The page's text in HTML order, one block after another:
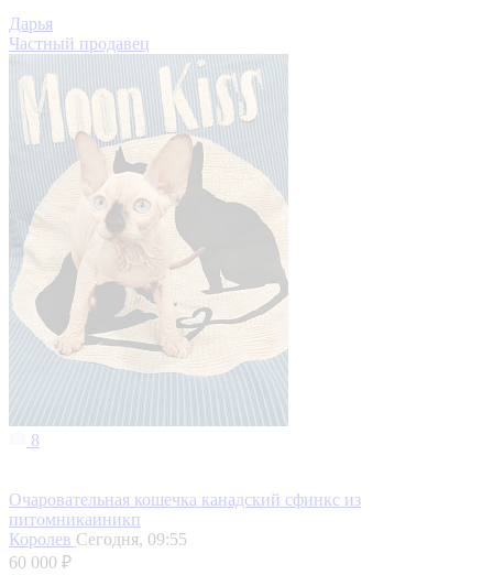
Дарья
Частный продавец
8
Очаровательная кошечка канадский сфинкс из
питомникаиникп
Королев Сегодня, 09:55
60 000 ₽